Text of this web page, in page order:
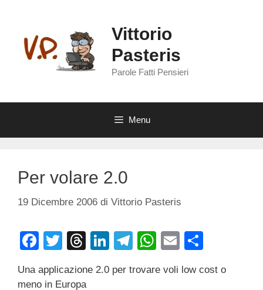
contenuto
Vittorio
Pasteris
Parole Fatti Pensieri
Menu
Per volare 2.0
19 Dicembre 2006 di Vittorio Pasteris
F
c
T
tt
T
e
Li
k
T
e
W
at
E
ail n
Una applicazione 2.0 per trovare voli low cost o
meno in Europa